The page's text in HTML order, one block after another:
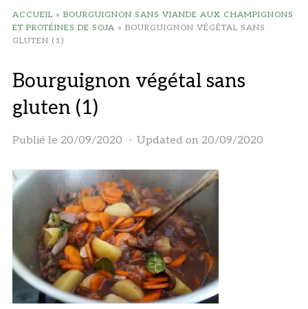
ACCUEIL » BOURGUIGNON SANS VIANDE AUX CHAMPIGNONS
ET PROTÉINES DE SOJA » BOURGUIGNON VÉGÉTAL SANS
GLUTEN (1)
Bourguignon végétal sans
gluten (1)
Publié le 20/09/2020 Updated on 20/09/2020